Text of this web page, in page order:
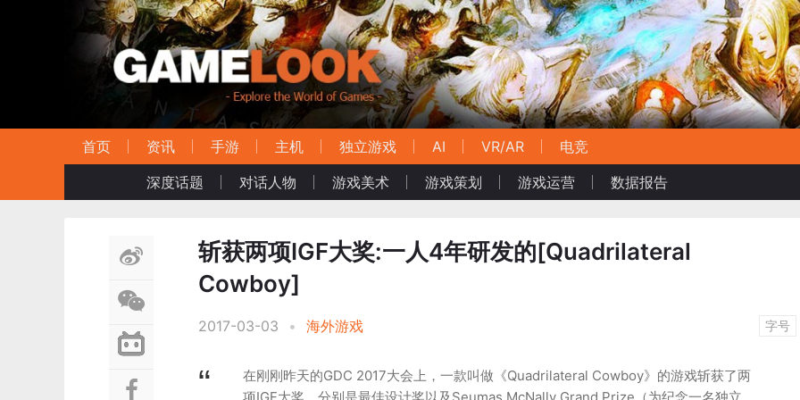
首页 资讯 手游 主机 独立游戏 AI VR/AR
电竞
深度话题
对话人物 游戏美术 游戏策划 游戏运营 数据报告
斩获两项IGF大奖:一人4年研发的[Quadrilateral
Cowboy]
2017-03-03 • 海外游戏 字号
在刚刚昨天的GDC 2017大会上，一款叫做《Quadrilateral Cowboy》的游戏斩获了两